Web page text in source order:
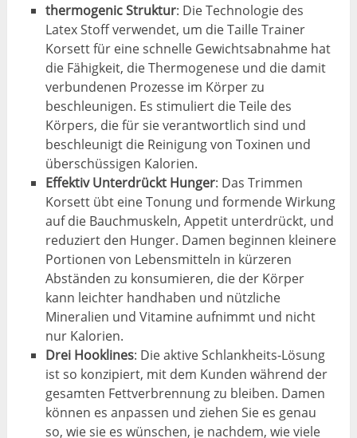
thermogenic Struktur: Die Technologie des
Latex Stoff verwendet, um die Taille Trainer
Korsett für eine schnelle Gewichtsabnahme hat
die Fähigkeit, die Thermogenese und die damit
verbundenen Prozesse im Körper zu
beschleunigen. Es stimuliert die Teile des
Körpers, die für sie verantwortlich sind und
beschleunigt die Reinigung von Toxinen und
überschüssigen Kalorien.
Effektiv Unterdrückt Hunger: Das Trimmen
Korsett übt eine Tonung und formende Wirkung
auf die Bauchmuskeln, Appetit unterdrückt, und
reduziert den Hunger. Damen beginnen kleinere
Portionen von Lebensmitteln in kürzeren
Abständen zu konsumieren, die der Körper
kann leichter handhaben und nützliche
Mineralien und Vitamine aufnimmt und nicht
nur Kalorien.
Drei Hooklines: Die aktive Schlankheits-Lösung
ist so konzipiert, mit dem Kunden während der
gesamten Fettverbrennung zu bleiben. Damen
können es anpassen und ziehen Sie es genau
so, wie sie es wünschen, je nachdem, wie viele